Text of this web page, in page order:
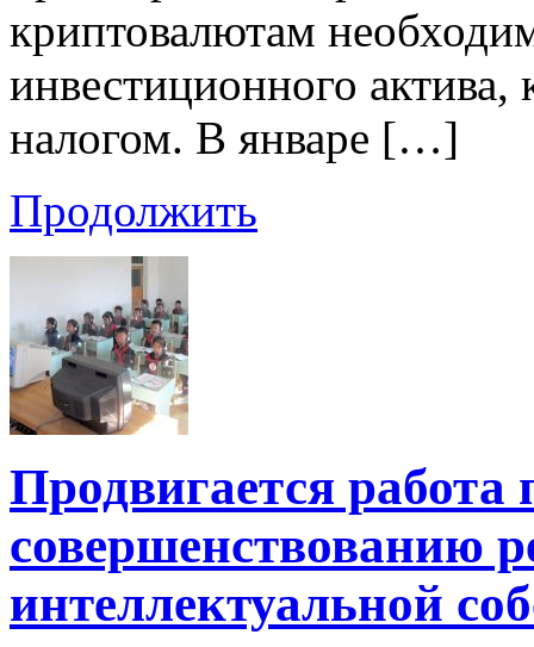
криптовалютам
инвестиционного актива,
налогом. В январе […]
Продолжить
Продвигается
совершенствованию
интеллектуальной